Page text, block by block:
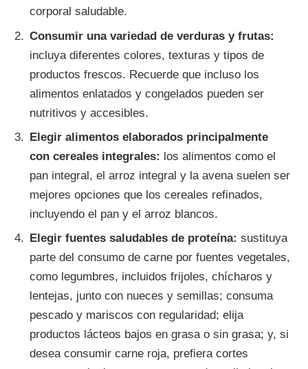
corporal saludable.
Consumir una variedad de verduras y frutas:
incluya diferentes colores, texturas y tipos de
productos frescos. Recuerde que incluso los
alimentos enlatados y congelados pueden ser
nutritivos y accesibles.
Elegir alimentos elaborados principalmente
con cereales integrales: los alimentos como el
pan integral, el arroz integral y la avena suelen ser
mejores opciones que los cereales refinados,
incluyendo el pan y el arroz blancos.
Elegir fuentes saludables de proteína: sustituya
parte del consumo de carne por fuentes vegetales,
como legumbres, incluidos frijoles, chícharos y
lentejas, junto con nueces y semillas; consuma
pescado y mariscos con regularidad; elija
productos lácteos bajos en grasa o sin grasa; y, si
desea consumir carne roja, prefiera cortes